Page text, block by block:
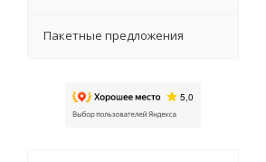
Пакетные предложения